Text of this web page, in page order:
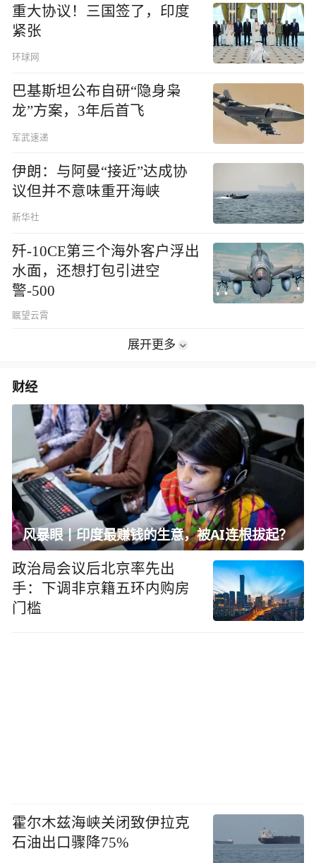
重大协议！三国签了，印度
紧张
环球网
巴基斯坦公布自研“隐身枭
龙”方案，3年后首飞
军武速递
伊朗：与阿曼“接近”达成协
议但并不意味重开海峡
新华社
歼-10CE第三个海外客户浮出
水面，还想打包引进空
警-500
瞩望云霄
展开更多
财经
风暴眼丨印度最赚钱的生意，被AI连根拔起？
政治局会议后北京率先出
手：下调非京籍五环内购房
门槛
霍尔木兹海峡关闭致伊拉克
石油出口骤降75%